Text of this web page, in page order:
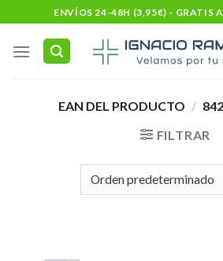
to
content
ENVÍOS 24-48H (3,95€) - GRATIS
EAN DEL PRODUCTO /
FILTRAR